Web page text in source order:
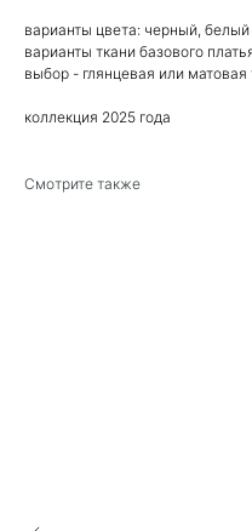
варианты цвета: черный, белый
варианты ткани базового
выбор - глянцевая или матовая
коллекция 2025 года
Смотрите также